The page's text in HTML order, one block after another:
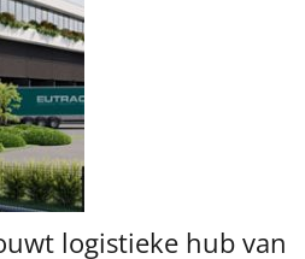
logistieke hub van